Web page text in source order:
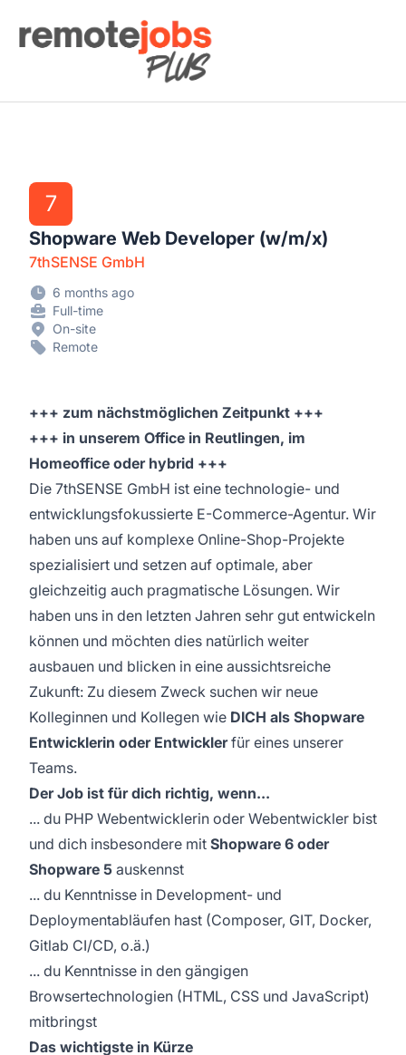
Remote Jobs Plus
7
Shopware Web Developer (w/m/x)
7thSENSE GmbH
6 months ago
Full-time
On-site
Remote
+++ zum nächstmöglichen Zeitpunkt +++
+++ in unserem Office in Reutlingen, im
Homeoffice oder hybrid +++
Die 7thSENSE GmbH ist eine technologie- und
entwicklungsfokussierte E-Commerce-Agentur. Wir
haben uns auf komplexe Online-Shop-Projekte
spezialisiert und setzen auf optimale, aber
gleichzeitig auch pragmatische Lösungen. Wir
haben uns in den letzten Jahren sehr gut entwickeln
können und möchten dies natürlich weiter
ausbauen und blicken in eine aussichtsreiche
Zukunft: Zu diesem Zweck suchen wir neue
Kolleginnen und Kollegen wie DICH als Shopware
Entwicklerin oder Entwicklerfür eines unserer
Teams.
Der Job ist für dich richtig, wenn...
... du PHP Webentwicklerin oder Webentwickler bist
und dich insbesondere mit Shopware 6 oder
Shopware 5 auskennst
... du Kenntnisse in Development- und
Deploymentabläufen hast (Composer, GIT, Docker,
Gitlab CI/CD, o.ä.)
... du Kenntnisse in den gängigen
Browsertechnologien (HTML, CSS und JavaScript)
mitbringst
Das wichtigste in Kürze